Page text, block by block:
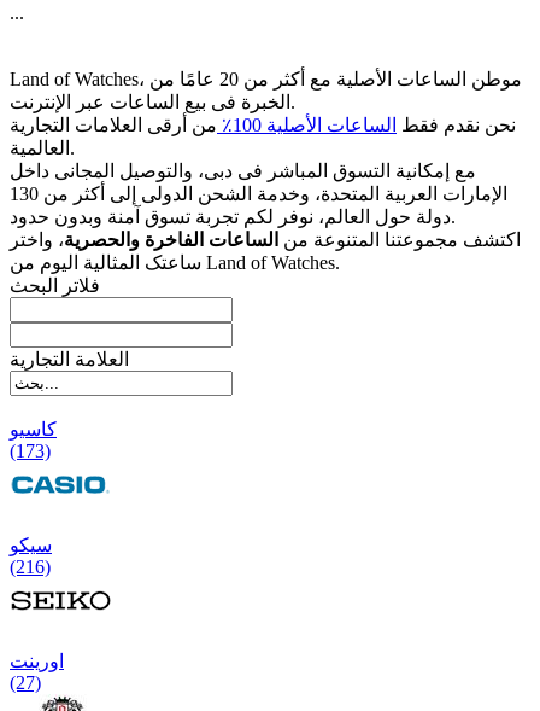
...
Land of Watches، موطن الساعات الأصلیة مع أکثر من 20 عامًا من
الخبرة فی بیع الساعات عبر الإنترنت.
نحن نقدم فقط الساعات الأصلیة 100٪
من أرقى العلامات التجاریة
العالمیة.
مع إمکانیة التسوق المباشر فی دبی، والتوصیل المجانی داخل
الإمارات العربیة المتحدة، وخدمة الشحن الدولی إلى أکثر من 130
دولة حول العالم، نوفر لکم تجربة تسوق آمنة وبدون حدود.
اکتشف مجموعتنا المتنوعة من الساعات الفاخرة والحصریة، واختر
ساعتک المثالیة الیوم من Land of Watches.
فلاتر البحث
العلامة التجارية
کاسیو
(173)
سیکو
(216)
اورینت
(27)